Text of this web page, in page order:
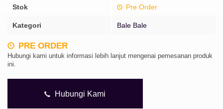
Stok Pre Order
Kategori Bale Bale
PRE ORDER
Hubungi kami untuk informasi lebih lanjut mengenai pemesanan produk
ini.
Hubungi Kami